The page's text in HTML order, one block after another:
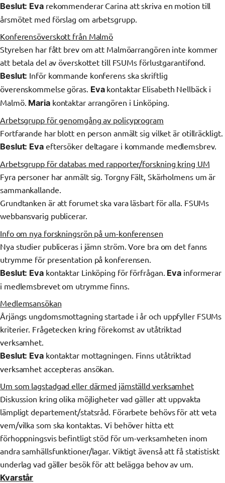
Beslut: Evarekommenderar Carina att skriva en motion till
årsmötet med förslag om arbetsgrupp.
Konferensöverskott från Malmö
Styrelsen har fått brev om att Malmöarrangören inte kommer
att betala del av överskottet till FSUMs förlustgarantifond.
Beslut: Inför kommande konferens ska skriftlig
överenskommelse göras. Evakontaktar Elisabeth Nellbäck i
Malmö. Mariakontaktar arrangören i Linköping.
Arbetsgrupp för genomgång av policyprogram
Fortfarande har blott en person anmält sig vilket är otillräckligt.
Beslut: Evaeftersöker deltagare i kommande medlemsbrev.
Arbetsgrupp för databas med rapporter/forskning kring UM
Fyra personer har anmält sig. Torgny Fält, Skärholmens um är
sammankallande.
Grundtanken är att forumet ska vara läsbart för alla. FSUMs
webbansvarig publicerar.
Info om nya forskningsrön på um-konferensen
Nya studier publiceras i jämn ström. Vore bra om det fanns
utrymme för presentation på konferensen.
Beslut: Evakontaktar Linköping för förfrågan. Eva informerar
i medlemsbrevet om utrymme finns.
Medlemsansökan
Årjängs ungdomsmottagning startade i år och uppfyller FSUMs
kriterier. Frågetecken kring förekomst av utåtriktad
verksamhet.
Beslut: Evakontaktar mottagningen. Finns utåtriktad
verksamhet accepteras ansökan.
Um som lagstadgad eller därmed jämställd verksamhet
Diskussion kring olika möjligheter vad gäller att uppvakta
lämpligt departement/statsråd. Förarbete behövs för att veta
vem/vilka som ska kontaktas. Vi behöver hitta ett
förhoppningsvis befintligt stöd för um-verksamheten inom
andra samhällsfunktioner/lagar. Viktigt ävenså att få statistiskt
underlag vad gäller besök för att belägga behov av um.
Kvarstår